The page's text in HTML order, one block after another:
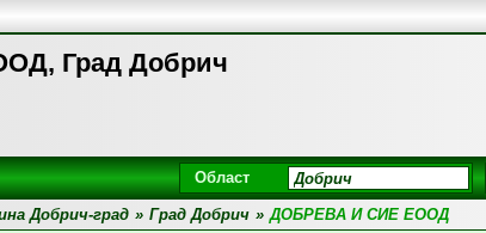
Град Добрич
Област
Добрич-град » Град Добрич » ДОБРЕВА И СИЕ ЕООД